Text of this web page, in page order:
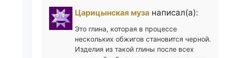
Царицынская музанаписал(а):
Это глина, которая в процессе
нескольких обжигов становится черной.
Изделия из такой глины после всех